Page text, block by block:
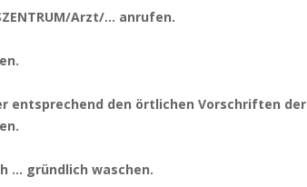
Arzt/… anrufen.
entsprechend den örtlichen Vorschriften der
… gründlich waschen.